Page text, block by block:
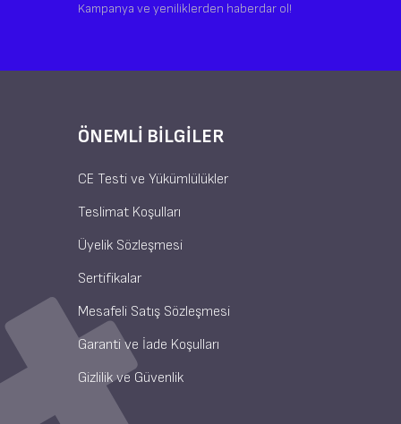
Kampanya ve yeniliklerden haberdar ol!
ÖNEMLI BILGILER
CE Testi ve Yükümlülükler
Teslimat Koşulları
Üyelik Sözleşmesi
Sertifikalar
Mesafeli Satış Sözleşmesi
Garanti ve İade Koşulları
Gizlilik ve Güvenlik